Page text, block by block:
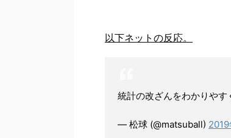
以下ネットの反応。
統計の改ざんをわかりやす
— 松球 (@matsuball)